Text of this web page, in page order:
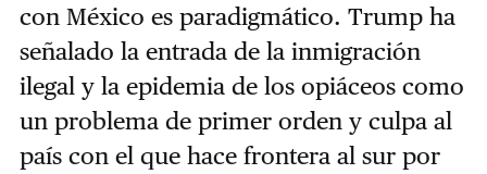
con México es paradigmático. Trump ha
señalado la entrada de la inmigración
ilegal y la epidemia de los opiáceos como
un problema de primer orden y culpa al
país con el que hace frontera al sur por